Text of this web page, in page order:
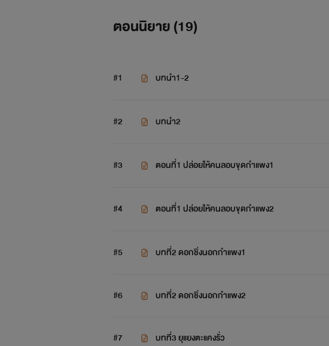
ตอนนิยาย (19)
#1 บทนำ1-2
#2 บทนำ2
#3 ตอนที่1 ปล่อยให้คนลอบขุดกำแพง1
#4 ตอนที่1 ปล่อยให้คนลอบขุดกำแพง2
#5 บทที่2 ดอกชิ่งนอกกำแพง1
#6 บทที่2 ดอกชิ่งนอกกำแพง2
#7 บทที่3 ยุแยงตะแคงรั่ว